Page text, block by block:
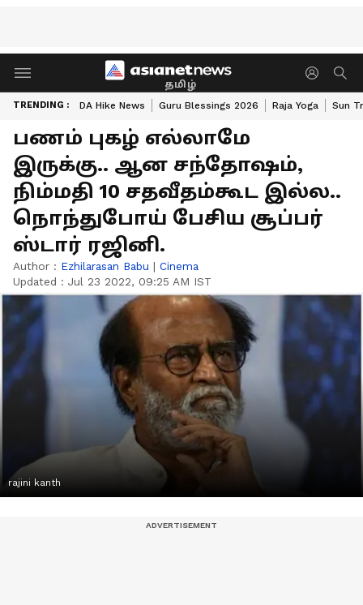
தமிழ்
TRENDING : DA Hike News Guru Blessings 2026 Raja Yoga Sun
பணம் புகழ் எல்லாமே
இருக்கு.. ஆன சந்தோஷம்,
நிம்மதி 10 சதவீதம்கூட இல்ல..
நொந்துபோய் பேசிய சூப்பர்
ஸ்டார் ரஜினி.
Author : Ezhilarasan Babu | Cinema
Updated : Jul 23 2022, 09:25 AM IST
rajini kanth